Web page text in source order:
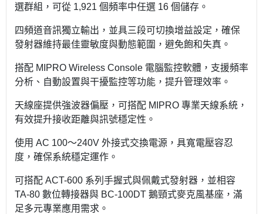
選群組，可從 1,921 個頻率中任選 16 個儲存。
四頻道音訊獨立輸出，並具三段可切換增益設定，確保
發射器維持最佳靈敏度與動態範圍，避免飽和失真。
搭配 MIPRO Wireless Console 電腦監控軟體，支援頻率
分析、自動設置與干擾監控等功能，提升管理效率。
天線座提供強波器偏壓，可搭配 MIPRO 專業天線系統，
有效提升接收距離與訊號穩定性。
使用 AC 100～240V 外接式交換電源，具寬電壓容忍
度，確保系統穩定運作。
可搭配 ACT-600 系列手握式與佩戴式發射器，並相容
TA-80 數位轉接器與 BC-100DT 鵝頸式麥克風基座，滿
足多元專業應用需求。